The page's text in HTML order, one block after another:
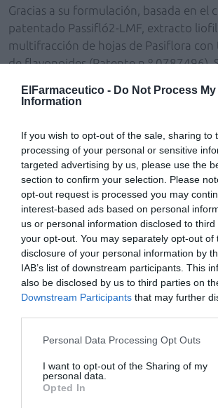
ElFarmaceutico - Do Not Process My
Information
If you wish to opt-out of the sale, sharing to
processing of your personal or sensitive
targeted advertising by us, please use the
section to confirm your selection. Please
opt-out request is processed you may
interest-based ads based on personal
us or personal information disclosed to
your opt-out. You may separately opt-out of
disclosure of your personal information by
IAB’s list of downstream participants. This
also be disclosed by us to third parties on
Downstream Participants that may further
Personal Data Processing Opt Outs
I want to opt-out of the Sharing of my
personal data.
Opted In
Gracias a su formulación, basada en el
patentado Passifló2-LMF, extracto
multifracción de hojas de Pasiflora
de flavonoides (Patente n.º 0787496),
favorece el sueño y mejora su calidad,
prepara durante el día para que
que facilite el sueño.
Sedivitax de Aboca se presenta en
jarabe, para adultos y para niños y
en farmacias y parafarmacias a partir
recomendado.
Añadir El Farmacéutico como
de Google de forma gratuita
Mantente informado con las últimas
ACTIVAR AHORA
Aboca Sedivitax